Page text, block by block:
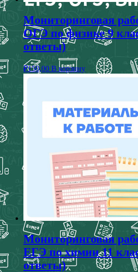
Мониторинговая
ОГЭ по физике 9
ответы)
₽150,00 В корзину
Мониторинговая
ЕГЭ по химии 11
ответы)